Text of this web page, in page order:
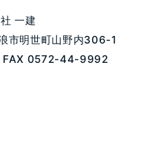
一建
市明世町山野内306-1
FAX 0572-44-9992